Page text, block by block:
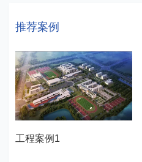
推荐案例
工程案例1